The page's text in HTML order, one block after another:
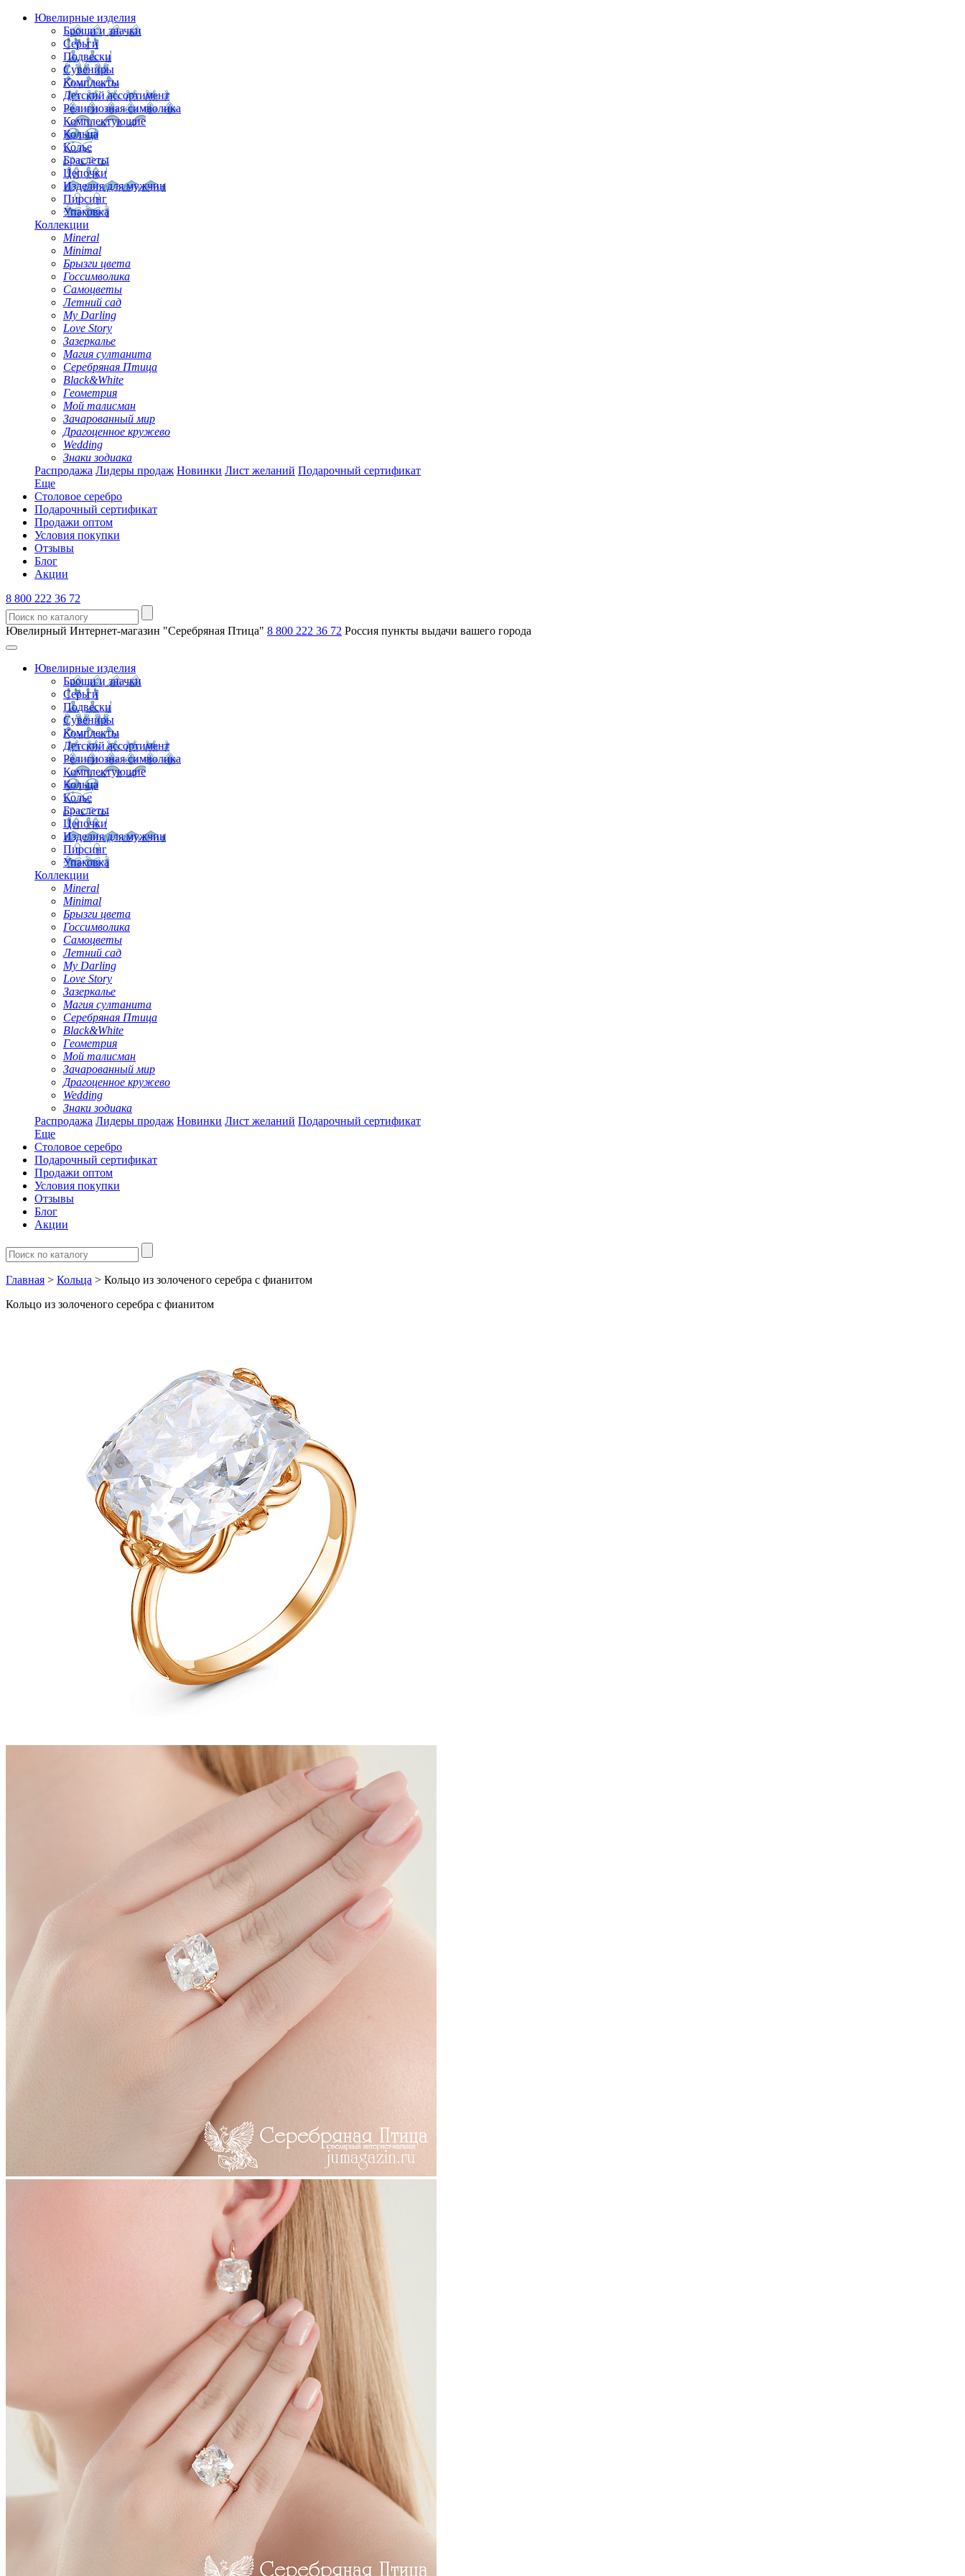
Ювелирные изделия
Броши и значки
Серьги
Подвески
Сувениры
Комплекты
Детский ассортимент
Религиозная символика
Комплектующие
Кольца
Колье
Браслеты
Цепочки
Изделия для мужчин
Пирсинг
Упаковка
Коллекции
Mineral
Minimal
Брызги цвета
Госсимволика
Самоцветы
Летний сад
My Darling
Love Story
Зазеркалье
Магия султанита
Серебряная Птица
Black&White
Геометрия
Мой талисман
Зачарованный мир
Драгоценное кружево
Wedding
Знаки зодиака
Распродажа Лидеры продаж Новинки Лист желаний Подарочный сертификат
Еще
Столовое серебро
Подарочный сертификат
Продажи оптом
Условия покупки
Отзывы
Блог
Акции
8 800 222 36 72
Ювелирный Интернет-магазин "Серебряная Птица" 8 800 222 36 72 Россия пункты выдачи вашего города
Ювелирные изделия
Броши и значки
Серьги
Подвески
Сувениры
Комплекты
Детский ассортимент
Религиозная символика
Комплектующие
Кольца
Колье
Браслеты
Цепочки
Изделия для мужчин
Пирсинг
Упаковка
Коллекции
Mineral
Minimal
Брызги цвета
Госсимволика
Самоцветы
Летний сад
My Darling
Love Story
Зазеркалье
Магия султанита
Серебряная Птица
Black&White
Геометрия
Мой талисман
Зачарованный мир
Драгоценное кружево
Wedding
Знаки зодиака
Распродажа Лидеры продаж Новинки Лист желаний Подарочный сертификат
Еще
Столовое серебро
Подарочный сертификат
Продажи оптом
Условия покупки
Отзывы
Блог
Акции
Главная > Кольца > Кольцо из золоченого серебра с фианитом
Кольцо из золоченого серебра с фианитом